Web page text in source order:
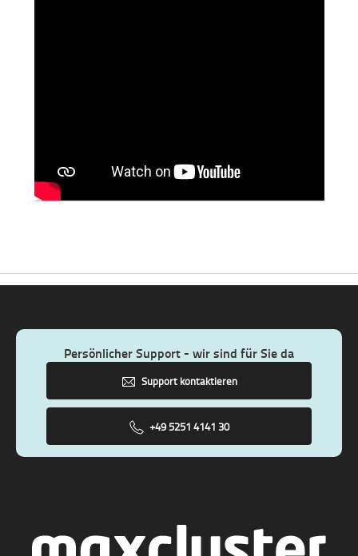
Persönlicher Support - wir sind für Sie da
Support kontaktieren
+49 5251 4141 30